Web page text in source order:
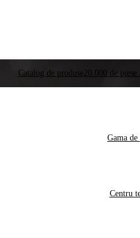
Catalog de produse 20.000 de
Gama de
Centru